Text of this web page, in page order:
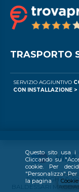
Questo sito usa i
Cliccando su
cookie. Per
"Personalizza".
la pagina
TRASPORTO
SERVIZIO AGGIUNTIVO
CON INSTALLAZIONE >
COPYRIGHT ©
BALDESSARI